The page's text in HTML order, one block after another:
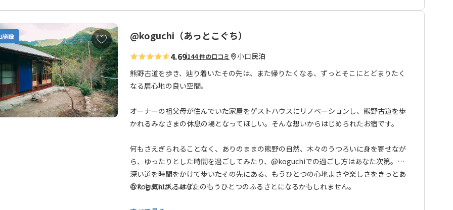
施設
お
気
に
入
り
に
追
加
@koguchi（あっとこぐち）
4.69144 件の口コミ 小口民泊
熊野古道を歩き、辿り着いたその先は、また帰りたくなる、ずっとそこにとどまりたく
なる居心地の良い空間。
オーナーの祖父母が住んでいた家屋をゲストハウスにリノベーションし、熊野古道を歩
かれるみなさまの休息の場となってほしい。そんな想いからはじめられたお宿です。
何もさえぎられることなく、ありのままの熊野の自然、木々のうつろいに身を寄せなが
ら、ゆったりとした時間を過ごしてみたり、@koguchiでの過ごし方はあなた次第。山
深い道を時間をかけて歩いたその先にある、もうひとつの心地よさや楽しさをきっとあ
なたも気に入るはず。
＠koguchiが、あなたのもうひとつのふるさとになるかもしれません。